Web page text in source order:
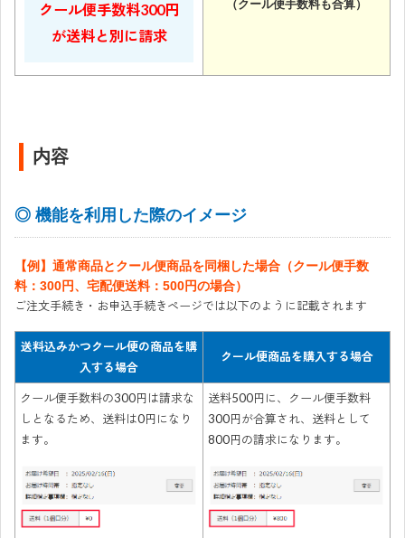
クール便手数料300円
が送料と別に請求
（クール便手数料も合算）
内容
◎ 機能を利用した際のイメージ
【例】通常商品とクール便商品を同梱した場合（クール便手数
料：300円、宅配便送料：500円の場合）
ご注文手続き・お申込手続きページでは以下のように記載されます
送料込みかつクール便の商品を購
入する場合
クール便商品を購入する場合
クール便手数料の300円は請求な
しとなるため、送料は0円になり
ます。
送料500円に、クール便手数料
300円が合算され、送料として
800円の請求になります。